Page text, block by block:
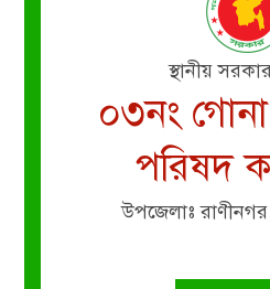
স্থানীয়
০৩নং
পরিষদ
উপজেলাঃ